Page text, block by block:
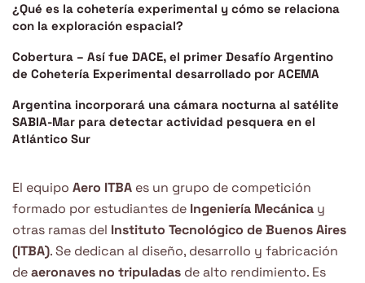
¿Qué es la cohetería experimental y cómo se relaciona
con la exploración espacial?
Cobertura – Así fue DACE, el primer Desafío Argentino
de Cohetería Experimental desarrollado por ACEMA
Argentina incorporará una cámara nocturna al satélite
SABIA-Mar para detectar actividad pesquera en el
Atlántico Sur
El equipo Aero ITBA es un grupo de competición
formado por estudiantes de Ingeniería Mecánica y
otras ramas del Instituto Tecnológico de Buenos Aires
(ITBA). Se dedican al diseño, desarrollo y fabricación
deaeronaves no tripuladas de alto rendimiento. Es